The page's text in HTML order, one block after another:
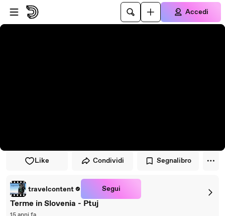
Vai al lettore
Passa al contenuto principale
Accedi
Like Condividi Segnalibro
travelcontent Segui
Terme in Slovenia - Ptuj